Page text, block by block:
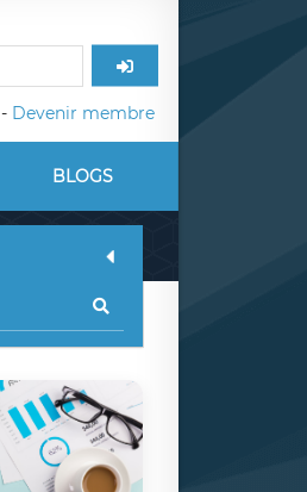
- Devenir membre
BLOGS